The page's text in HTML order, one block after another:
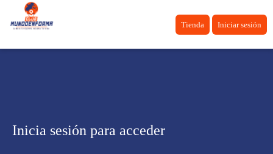
Tienda Iniciar sesión
Inicia sesión para acceder